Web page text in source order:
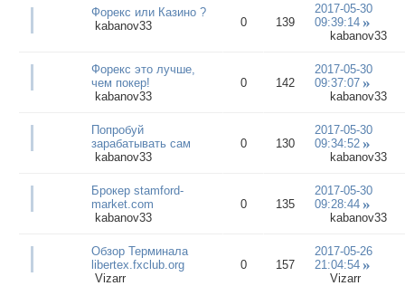
Форекс или Казино ?
kabanov33
0 139
2017-05-30
09:39:14
kabanov33
Форекс это лучше,
чем покер!
kabanov33
0 142
2017-05-30
09:37:07
kabanov33
Попробуй
зарабатывать сам
kabanov33
0 130
2017-05-30
09:34:52
kabanov33
Брокер stamford-
market.com
kabanov33
0 135
2017-05-30
09:28:44
kabanov33
Обзор Терминала
libertex.fxclub.org
Vizarr
0 157
2017-05-26
21:04:54
Vizarr